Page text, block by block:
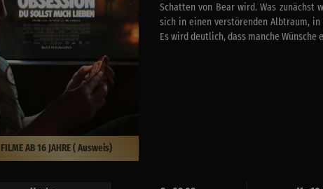
FILME AB 16 JAHRE ( Ausweis)
Schatten von Bear wird. Was zunächst
sich in einen verstörenden Albtraum,
Es wird deutlich, dass manche